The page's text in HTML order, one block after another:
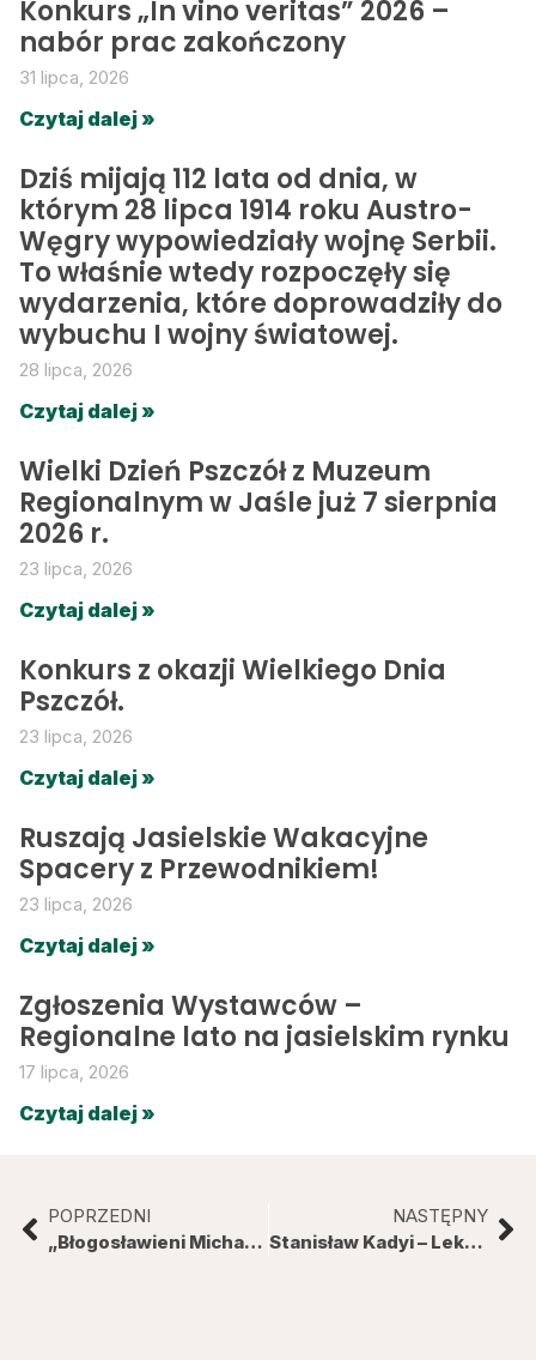
Konkurs „In vino veritas” 2026 –
nabór prac zakończony
31 lipca, 2026
Czytaj dalej »
Dziś mijają 112 lata od dnia, w
którym 28 lipca 1914 roku Austro-
Węgry wypowiedziały wojnę Serbii.
To właśnie wtedy rozpoczęły się
wydarzenia, które doprowadziły do
wybuchu I wojny światowej.
28 lipca, 2026
Czytaj dalej »
Wielki Dzień Pszczół z Muzeum
Regionalnym w Jaśle już 7 sierpnia
2026 r.
23 lipca, 2026
Czytaj dalej »
Konkurs z okazji Wielkiego Dnia
Pszczół.
23 lipca, 2026
Czytaj dalej »
Ruszają Jasielskie Wakacyjne
Spacery z Przewodnikiem!
23 lipca, 2026
Czytaj dalej »
Zgłoszenia Wystawców –
Regionalne lato na jasielskim rynku
17 lipca, 2026
Czytaj dalej »
POPRZEDNI
„Błogosławieni Michał i Zbigniew – franciszkańscy męczennicy XX wieku”
NASTĘPNY
Stanisław Kadyi – Lekarz. Kolekcjoner. Paleontolog.